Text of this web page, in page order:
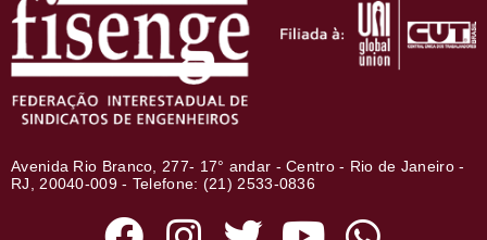
Avenida Rio Branco, 277- 17° andar - Centro - Rio de Janeiro -
RJ, 20040-009 - Telefone: (21) 2533-0836